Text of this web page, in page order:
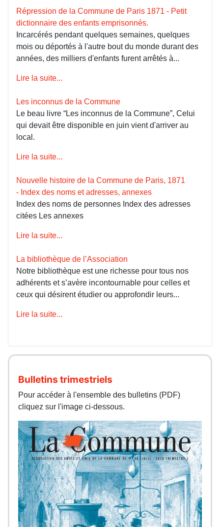
Répression de la Commune de Paris 1871 - Petit
dictionnaire des enfants emprisonnés.
Incarcérés pendant quelques semaines, quelques
mois ou déportés à l'autre bout du monde durant des
années, des milliers d'enfants furent arrêtés à...
Lire la suite...
Les inconnus de la Commune
Le beau livre “Les inconnus de la Commune”, Celui
qui devait être disponible en juin vient d'arriver au
local.
Lire la suite...
Nouvelle histoire de la Commune de Paris, 1871
- Index des noms et adresses, annexes
Index des noms de personnes Index des adresses
citées Les annexes
Lire la suite...
La bibliothèque de l’Association
Notre bibliothèque est une richesse pour tous nos
adhérents et s’avère incontournable pour celles et
ceux qui désirent étudier ou approfondir leurs...
Lire la suite...
Bulletins trimestriels
Pour accéder à l'ensemble des bulletins (PDF)
cliquez sur l'image ci-dessous.